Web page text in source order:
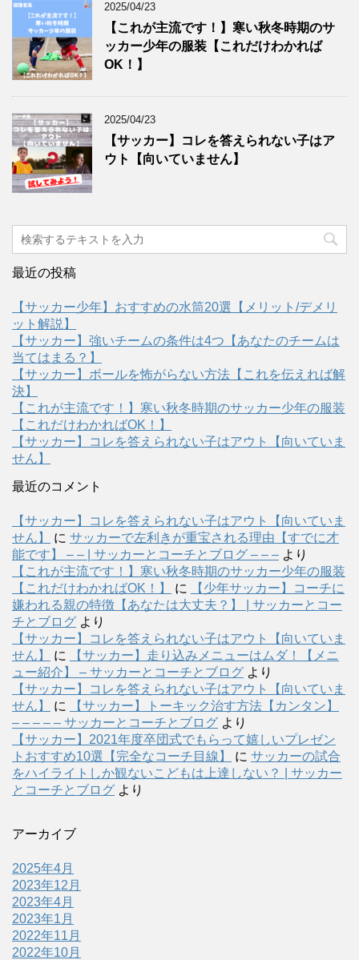
2025/04/23
【これが主流です！】寒い秋冬時期のサ
ッカー少年の服装【これだけわかれば
OK！】
2025/04/23
【サッカー】コレを答えられない子はア
ウト【向いていません】
最近の投稿
【サッカー少年】おすすめの水筒20選【メリット/デメリ
ット解説】
【サッカー】強いチームの条件は4つ【あなたのチームは
当てはまる？】
【サッカー】ボールを怖がらない方法【これを伝えれば解
決】
【これが主流です！】寒い秋冬時期のサッカー少年の服装
【これだけわかればOK！】
【サッカー】コレを答えられない子はアウト【向いていま
せん】
最近のコメント
【サッカー】コレを答えられない子はアウト【向いていま
せん】
に サッカーで左利きが重宝される理由【すでに才
能です】 – – | サッカーとコーチとブログ – – – より
【これが主流です！】寒い秋冬時期のサッカー少年の服装
【これだけわかればOK！】
に
【少年サッカー】コーチに
嫌われる親の特徴【あなたは大丈夫？】 | サッカーとコー
チとブログ より
【サッカー】コレを答えられない子はアウト【向いていま
せん】
に
【サッカー】走り込みメニューはムダ！【メニ
ュー紹介】 – サッカーとコーチとブログ より
【サッカー】コレを答えられない子はアウト【向いていま
せん】
に
【サッカー】トーキック治す方法【カンタン】
– – – – – サッカーとコーチとブログ より
【サッカー】2021年度卒団式でもらって嬉しいプレゼン
トおすすめ10選【完全なコーチ目線】
に サッカーの試合
をハイライトしか観ないこどもは上達しない？ | サッカー
とコーチとブログ より
アーカイブ
2025年4月
2023年12月
2023年4月
2023年1月
2022年11月
2022年10月